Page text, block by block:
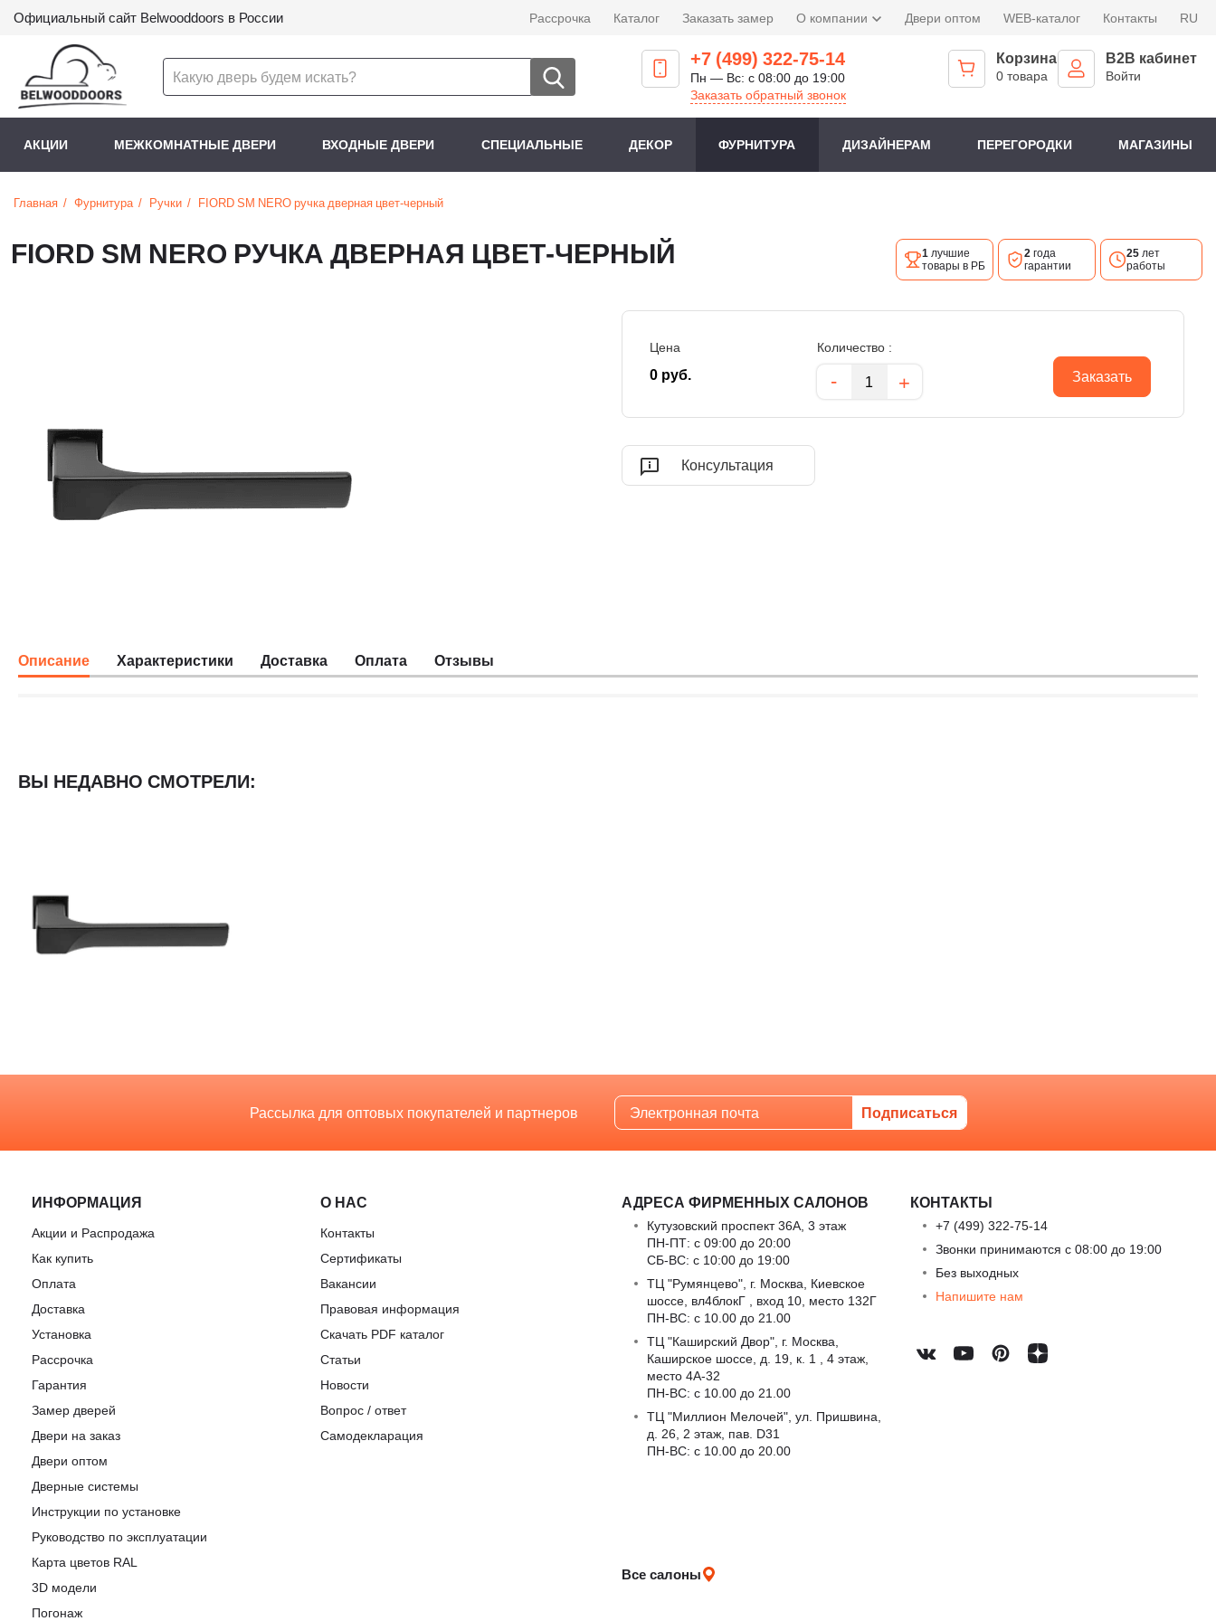
Официальный сайт Belwooddoors в России Рассрочка Каталог Заказать замер О компании Двери оптом WEB-каталог Контакты RU
+7 (499) 322-75-14
Пн — Вс: с 08:00 до 19:00
Заказать обратный звонок
Корзина
0 товара
B2B кабинет
Войти
АКЦИИ МЕЖКОМНАТНЫЕ ДВЕРИ ВХОДНЫЕ ДВЕРИ СПЕЦИАЛЬНЫЕ ДЕКОР ФУРНИТУРА ДИЗАЙНЕРАМ ПЕРЕГОРОДКИ МАГАЗИНЫ
Главная Фурнитура Ручки FIORD SM NERO ручка дверная цвет-черный
FIORD SM NERO РУЧКА ДВЕРНАЯ ЦВЕТ-ЧЕРНЫЙ 1лучшие
товары в РБ
2года
гарантии
25лет
работы
Цена
0 руб.
Количество :
Количество
- + Заказать
Консультация
Описание Характеристики Доставка Оплата Отзывы
ВЫ НЕДАВНО СМОТРЕЛИ:
Рассылка для оптовых покупателей и партнеров
ИНФОРМАЦИЯ
Акции и Распродажа
Как купить
Оплата
Доставка
Установка
Рассрочка
Гарантия
Замер дверей
Двери на заказ
Двери оптом
Дверные системы
Инструкции по установке
Pуководство по эксплуатации
Карта цветов RAL
3D модели
Погонаж
О НАС
Контакты
Сертификаты
Вакансии
Правовая информация
Скачать PDF каталог
Статьи
Новости
Вопрос / ответ
Самодекларация
АДРЕСА ФИРМЕННЫХ САЛОНОВ
Кутузовский проспект 36А, 3 этаж
ПН-ПТ: с 09:00 до 20:00
СБ-ВС: с 10:00 до 19:00
ТЦ "Румянцево", г. Москва, Киевское
шоссе, вл4блокГ , вход 10, место 132Г
ПН-ВС: c 10.00 до 21.00
ТЦ "Каширский Двор", г. Москва,
Каширское шоссе, д. 19, к. 1 , 4 этаж,
место 4А-32
ПН-ВС: c 10.00 до 21.00
ТЦ "Миллион Мелочей", ул. Пришвина,
д. 26, 2 этаж, пав. D31
ПН-ВС: c 10.00 до 20.00
Все салоны
КОНТАКТЫ
+7 (499) 322-75-14
Звонки принимаются с 08:00 до 19:00
Без выходных
Напишите нам